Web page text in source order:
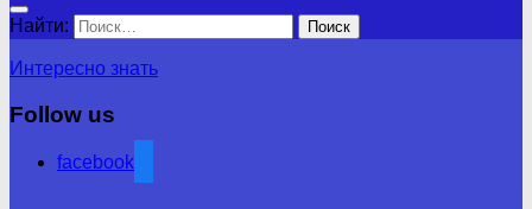
Найти:
Интересно знать
Follow us
facebook